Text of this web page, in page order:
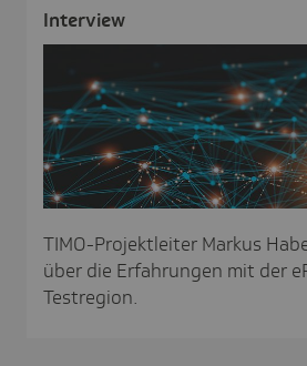
Inter­view
TIMO-Projektleiter Markus
über die Erfahrungen mit der
Testregion.